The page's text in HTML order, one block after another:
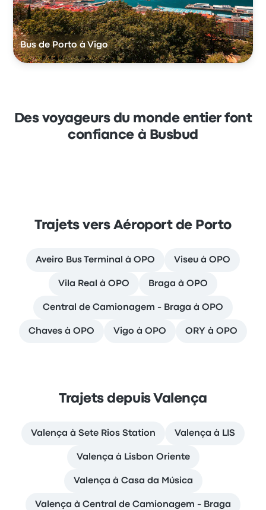
Bus de Porto à Vigo
Des voyageurs du monde entier font
confiance à Busbud
Trajets vers Aéroport de Porto
Aveiro Bus Terminal à OPO Viseu à OPO
Vila Real à OPO Braga à OPO
Central de Camionagem - Braga à OPO
Chaves à OPO Vigo à OPO ORY à OPO
Trajets depuis Valença
Valença à Sete Rios Station Valença à LIS
Valença à Lisbon Oriente
Valença à Casa da Música
Valença à Central de Camionagem - Braga